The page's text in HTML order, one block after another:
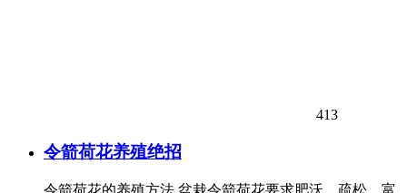
413
令箭荷花养殖绝招
令箭荷花的养殖方法 盆栽令箭荷花要求肥沃、疏松、富